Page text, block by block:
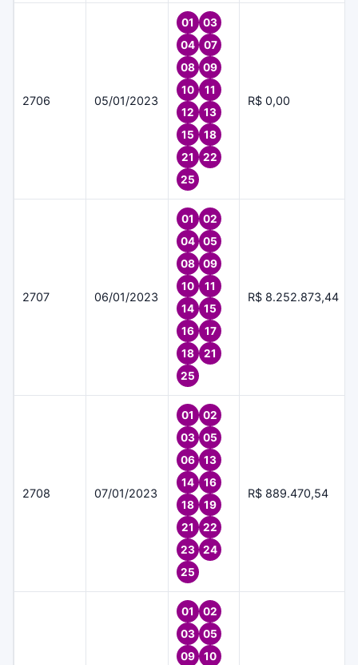
2706 05/01/2023
01
03
04
07
08
09
10
11
12
13
15
18
21
22
25
R$ 0,00
2707 06/01/2023
01
02
04
05
08
09
10
11
14
15
16
17
18
21
25
R$ 8.252.873,44
2708 07/01/2023
01
02
03
05
06
13
14
16
18
19
21
22
23
24
25
R$ 889.470,54
01
02
03
05
09
10